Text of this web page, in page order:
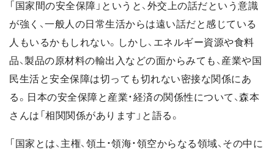
「国家間の安全保障」というと、外交上の話だという意識
が強く、一般人の日常生活からは遠い話だと感じている
人もいるかもしれない。しかし、エネルギー資源や食料
品、製品の原材料の輸出入などの面からみても、産業や国
民生活と安全保障は切っても切れない密接な関係にあ
る。日本の安全保障と産業・経済の関係性について、森本
さんは「相関関係があります」と語る。
「国家とは、主権、領土・領海・領空からなる領域、その中に